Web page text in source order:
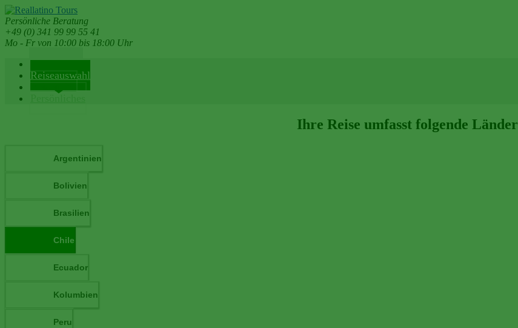
Persönliche Beratung
+49 (0) 341 99 99 55 41
Mo - Fr von 10:00 bis 18:00 Uhr
Reiseländer
Reiseauswahl
Ihre Reise umfasst folgende Länder
Argentinien
Bolivien
Brasilien
Chile
Ecuador
Kolumbien
Peru